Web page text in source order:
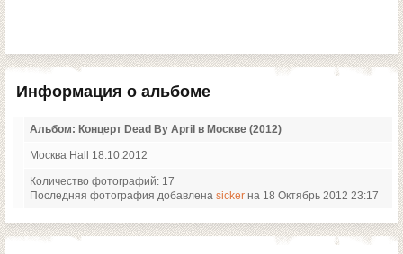
Информация о альбоме
Альбом: Концерт Dead By April в Москве (2012)
Москва Hall 18.10.2012
Количество фотографий: 17
Последняя фотография добавлена sickerна 18 Октябрь 2012 23:17